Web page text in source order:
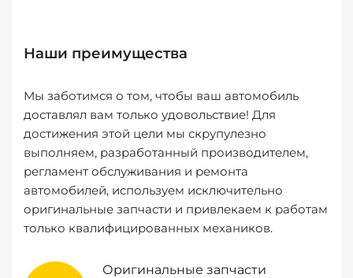
Наши преимущества
Мы заботимся о том, чтобы ваш автомобиль
доставлял вам только удовольствие! Для
достижения этой цели мы скрупулезно
выполняем, разработанный производителем,
регламент обслуживания и ремонта
автомобилей, используем исключительно
оригинальные запчасти и привлекаем к работам
только квалифицированных механиков.
Оригинальные запчасти